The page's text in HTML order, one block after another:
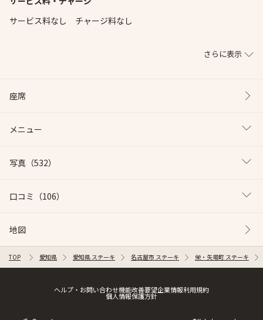
サービス料なし チャージ料なし
さらに表示
座席
メニュー
写真 （532）
口コミ （106）
地図
TOP 愛知県 愛知県 ステーキ 名古屋市 ステーキ 栄・矢場町 ステーキ
ヘルプ・お問い合わせ機能改善要望企業情報利用規約
個人情報保護方針